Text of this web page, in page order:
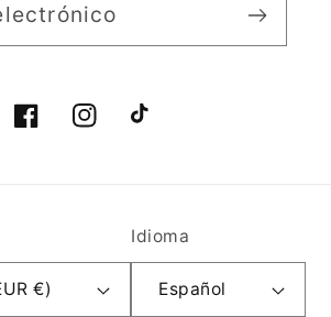
FacebookInstagramTikTok
€)
Idioma
Español